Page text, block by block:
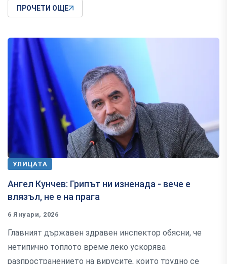
ПРОЧЕТИ ОЩЕ
УЛИЦАТА
Ангел Кунчев: Грипът ни изненада - вече е
влязъл, не е на прага
6 Януари, 2026
Главният държавен здравен инспектор обясни, че
нетипично топлото време леко ускорява
разпространението на вирусите, които трудно се